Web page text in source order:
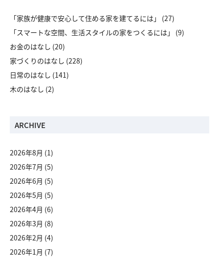
「家族が健康で安心して住める家を建てるには」
(27)
「スマートな空間、生活スタイルの家をつくるには」
(9)
お金のはなし (20)
家づくりのはなし (228)
日常のはなし (141)
木のはなし (2)
ARCHIVE
2026年8月 (1)
2026年7月 (5)
2026年6月 (5)
2026年5月 (5)
2026年4月 (6)
2026年3月 (8)
2026年2月 (4)
2026年1月 (7)